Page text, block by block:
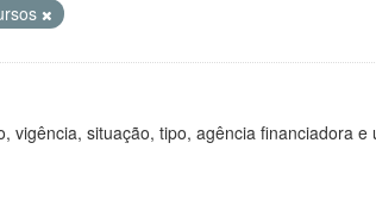
vigência, situação, tipo, agência financiadora e